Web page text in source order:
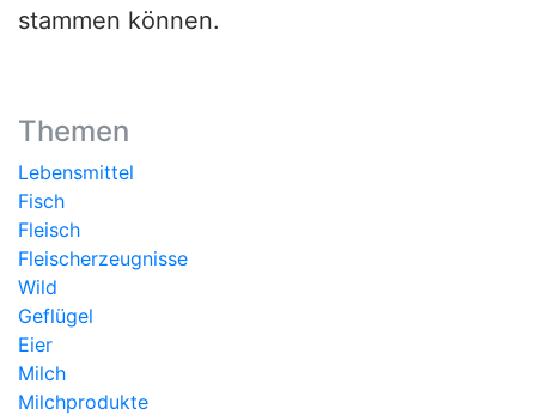
stammen können.
Themen
Lebensmittel
Fisch
Fleisch
Fleischerzeugnisse
Wild
Geflügel
Eier
Milch
Milchprodukte